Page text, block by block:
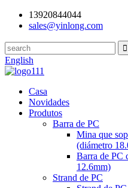
13920844044
sales@yinlong.com
English
Casa
Novidades
Produtos
Barra de PC
Mina que
(diámetro
Barra de PC
12.6mm)
Strand de PC